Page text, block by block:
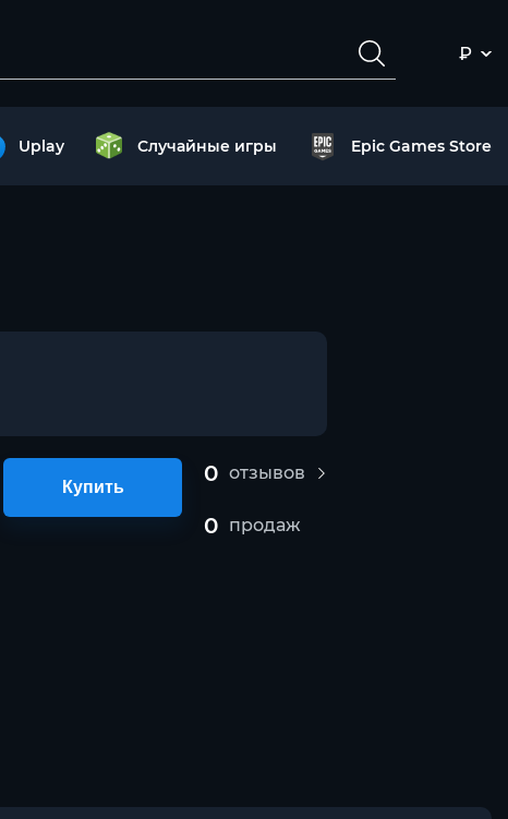
₽
Uplay Случайные игры Epic Games Store
Купить
0 отзывов
0 продаж